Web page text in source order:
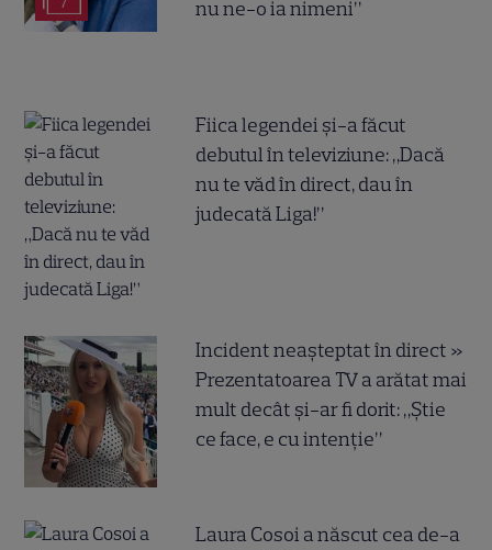
nu ne-o ia nimeni”
Fiica legendei și-a făcut
debutul în televiziune: „Dacă
nu te văd în direct, dau în
judecată Liga!”
Incident neașteptat în direct »
Prezentatoarea TV a arătat mai
mult decât și-ar fi dorit: „Știe
ce face, e cu intenție”
Laura Cosoi a născut cea de-a